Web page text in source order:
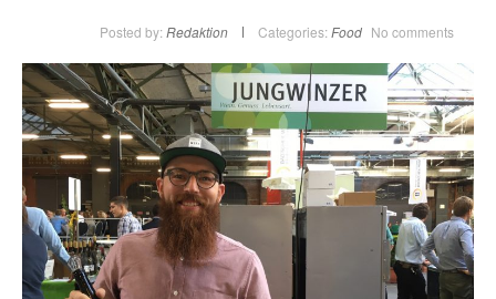
Posted by: Redaktion Categories: Food No comments